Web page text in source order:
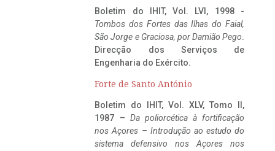
Boletim do IHIT, Vol. LVI, 1998 -
Tombos dos Fortes das Ilhas do Faial,
São Jorge e Graciosa, por Damião Pego.
Direcção dos Serviços de
Engenharia do Exército.
Forte de Santo António
Boletim do IHIT, Vol. XLV, Tomo II,
1987 – Da poliorcética à fortificação
nos Açores – Introdução ao estudo do
sistema defensivo nos Açores nos